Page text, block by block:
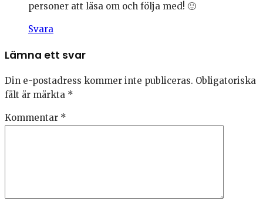
personer att läsa om och följa med! 🙂
Svara
Lämna ett svar
Din e-postadress kommer inte publiceras. Obligatoriska
fält är märkta *
Kommentar *